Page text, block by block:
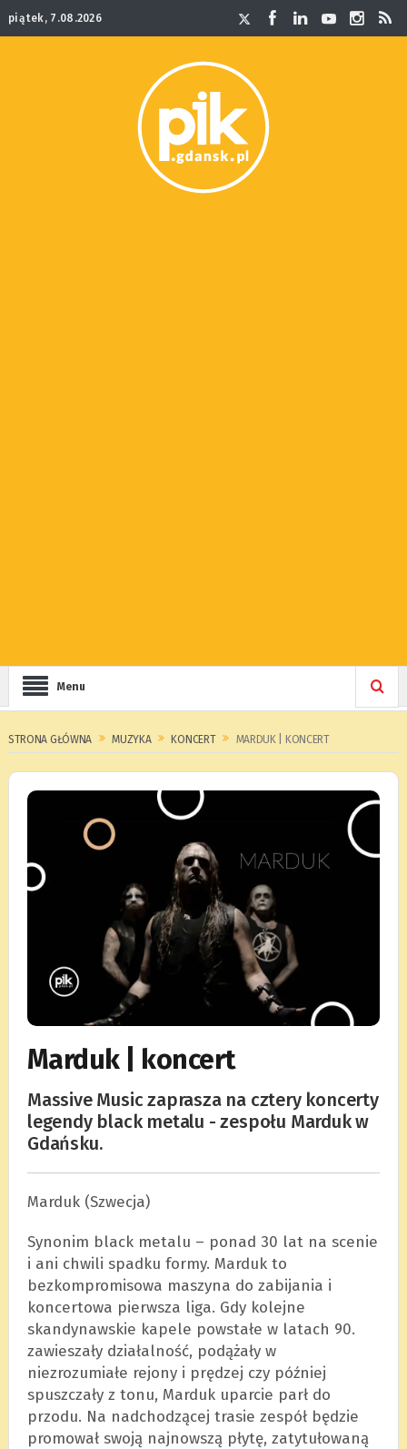
piątek, 7.08.2026
Menu
STRONA GŁÓWNA MUZYKA KONCERT MARDUK | KONCERT
Marduk | koncert
Massive Music zaprasza na cztery koncerty
legendy black metalu - zespołu Marduk w
Gdańsku.
Marduk (Szwecja)
Synonim black metalu – ponad 30 lat na scenie
i ani chwili spadku formy. Marduk to
bezkompromisowa maszyna do zabijania i
koncertowa pierwsza liga. Gdy kolejne
skandynawskie kapele powstałe w latach 90.
zawieszały działalność, podążały w
niezrozumiałe rejony i prędzej czy później
spuszczały z tonu, Marduk uparcie parł do
przodu. Na nadchodzącej trasie zespół będzie
promował swoją najnowszą płytę, zatytułowaną